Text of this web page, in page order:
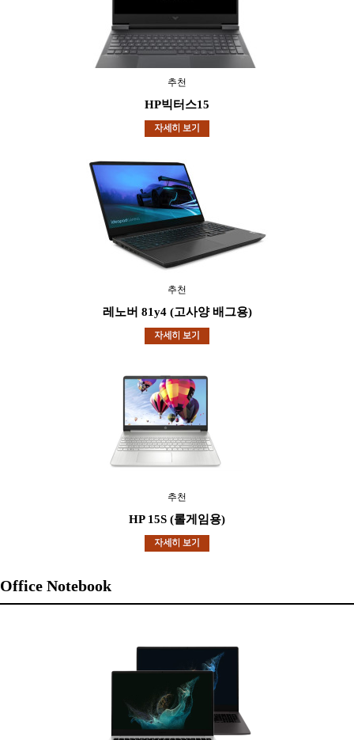
추천
HP빅터스15
추천
레노버 81y4 (고사양 배그용)
추천
HP 15S (롤게임용)
Office Notebook